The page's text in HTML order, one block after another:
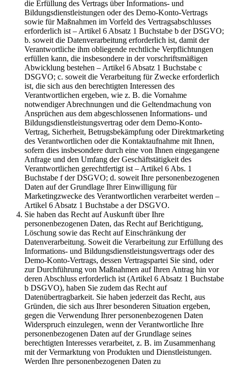
die Erfüllung des Vertrags über Informations- und
Bildungsdienstleistungen oder des Demo-Konto-Vertrags
sowie für Maßnahmen im Vorfeld des Vertragsabschlusses
erforderlich ist – Artikel 6 Absatz 1 Buchstabe b der DSGVO;
b. soweit die Datenverarbeitung erforderlich ist, damit der
Verantwortliche ihm obliegende rechtliche Verpflichtungen
erfüllen kann, die insbesondere in der vorschriftsmäßigen
Abwicklung bestehen – Artikel 6 Absatz 1 Buchstabe c
DSGVO; c. soweit die Verarbeitung für Zwecke erforderlich
ist, die sich aus den berechtigten Interessen des
Verantwortlichen ergeben, wie z. B. die Vornahme
notwendiger Abrechnungen und die Geltendmachung von
Ansprüchen aus dem abgeschlossenen Informations- und
Bildungsdienstleistungsvertrag oder dem Demo-Konto-
Vertrag, Sicherheit, Betrugsbekämpfung oder Direktmarketing
des Verantwortlichen oder die Kontaktaufnahme mit Ihnen,
sofern dies insbesondere durch eine von Ihnen eingegangene
Anfrage und den Umfang der Geschäftstätigkeit des
Verantwortlichen gerechtfertigt ist – Artikel 6 Abs. 1
Buchstabe f der DSGVO; d. soweit Ihre personenbezogenen
Daten auf der Grundlage Ihrer Einwilligung für
Marketingzwecke des Verantwortlichen verarbeitet werden –
Artikel 6 Absatz 1 Buchstabe a der DSGVO.
Sie haben das Recht auf Auskunft über Ihre
personenbezogenen Daten, das Recht auf Berichtigung,
Löschung sowie das Recht auf Einschränkung der
Datenverarbeitung. Soweit die Verarbeitung zur Erfüllung des
Informations- und Bildungsdienstleistungsvertrags oder des
Demo-Konto-Vertrags, dessen Vertragspartei Sie sind, oder
zur Durchführung von Maßnahmen auf Ihren Antrag hin vor
deren Abschluss erforderlich ist (Artikel 6 Absatz 1 Buchstabe
b DSGVO), haben Sie zudem das Recht auf
Datenübertragbarkeit. Sie haben jederzeit das Recht, aus
Gründen, die sich aus Ihrer besonderen Situation ergeben,
gegen die Verwendung Ihrer personenbezogenen Daten
Widerspruch einzulegen, wenn der Verantwortliche Ihre
personenbezogenen Daten auf der Grundlage seines
berechtigten Interesses verarbeitet, z. B. im Zusammenhang
mit der Vermarktung von Produkten und Dienstleistungen.
Werden Ihre personenbezogenen Daten zu